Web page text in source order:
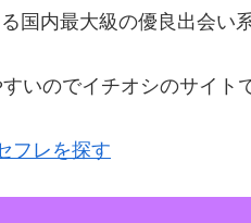
国内最大級の優良出会い
いのでイチオシのサイト
フレを探す